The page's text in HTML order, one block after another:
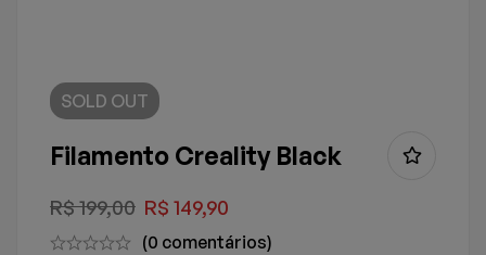
SOLD OUT
Filamento Creality Black
R$199,00 R$ 149,90
(0 comentários)